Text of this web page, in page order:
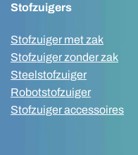
Stofzuigers
Stofzuiger met zak
Stofzuiger zonder zak
Steelstofzuiger
Robotstofzuiger
Stofzuiger accessoires